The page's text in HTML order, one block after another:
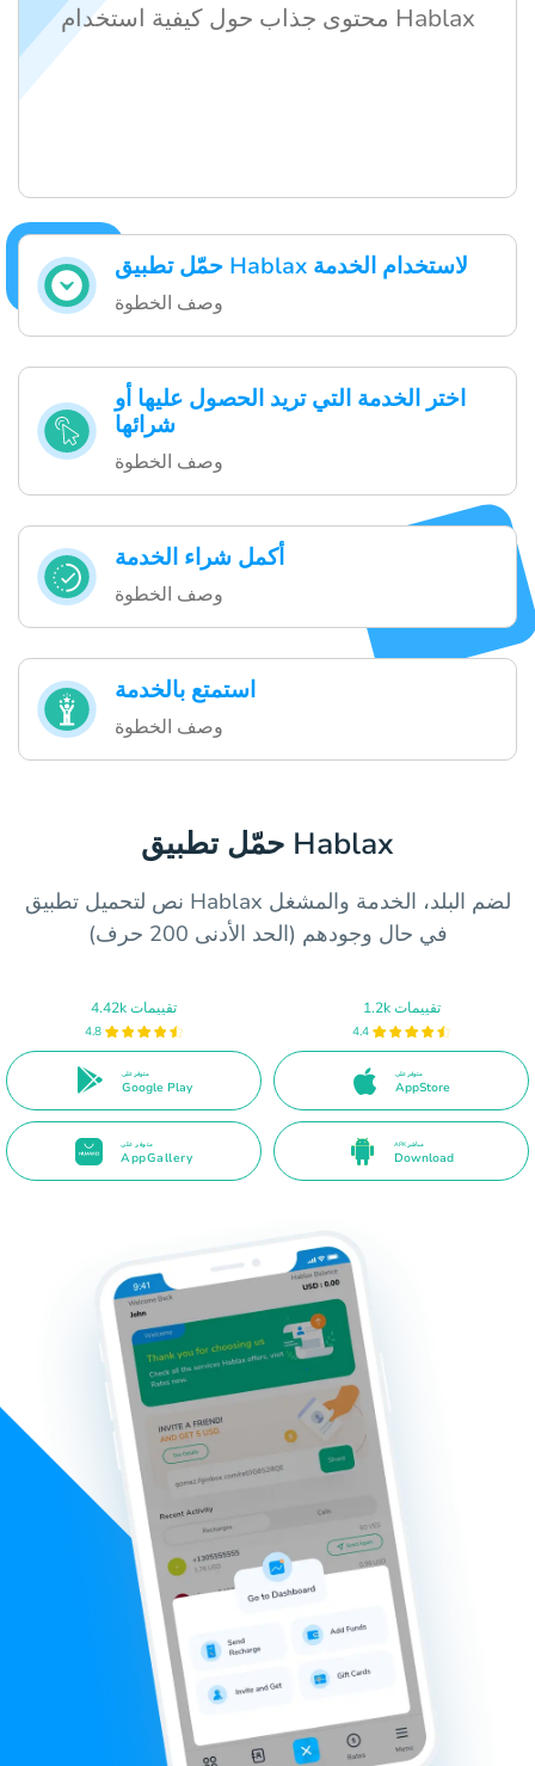
حمّل تطبيق Hablax لاستخدام الخدمة
وصف الخطوة
اختر الخدمة التي تريد الحصول عليها أو
شرائها
وصف الخطوة
أكمل شراء الخدمة
وصف الخطوة
استمتع بالخدمة
وصف الخطوة
محتوى جذاب حول كيفية استخدام Hablax
حمّل تطبيق Hablax
نص لتحميل تطبيق Hablax لضم البلد، الخدمة والمشغل
في حال وجودهم (الحد الأدنى 200 حرف)
4.42k تقييمات
4.8
متوفر على
Google Play
1.2k تقييمات
4.4
متوفر على
AppStore
متوفر على
AppGallery
APK مباشر
Download